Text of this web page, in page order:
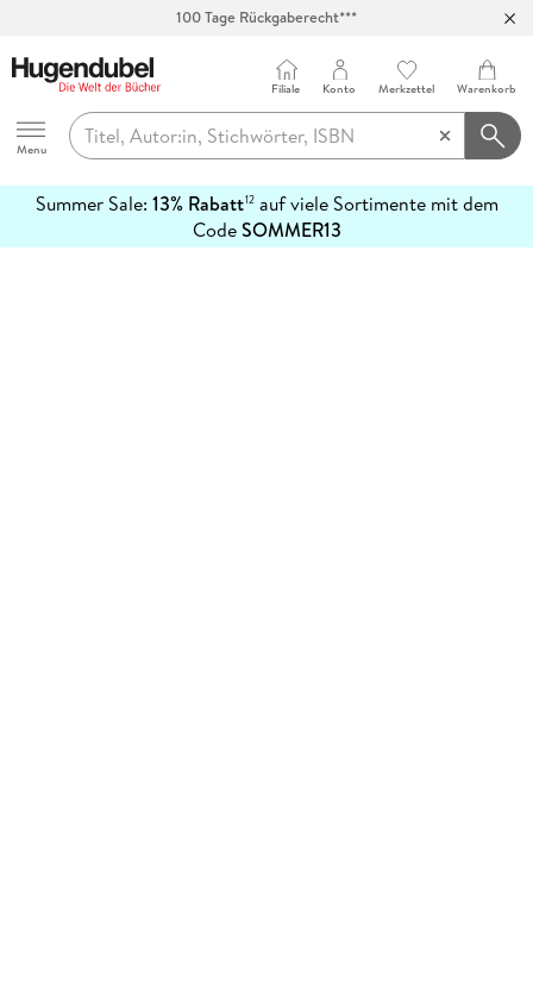
100 Tage Rückgaberecht***
Hugendubel
Menu
Filiale Konto Merkzettel Warenkorb
Summer Sale: 13% Rabatt12auf viele Sortimente mit dem
CodeSOMMER13
erfahren